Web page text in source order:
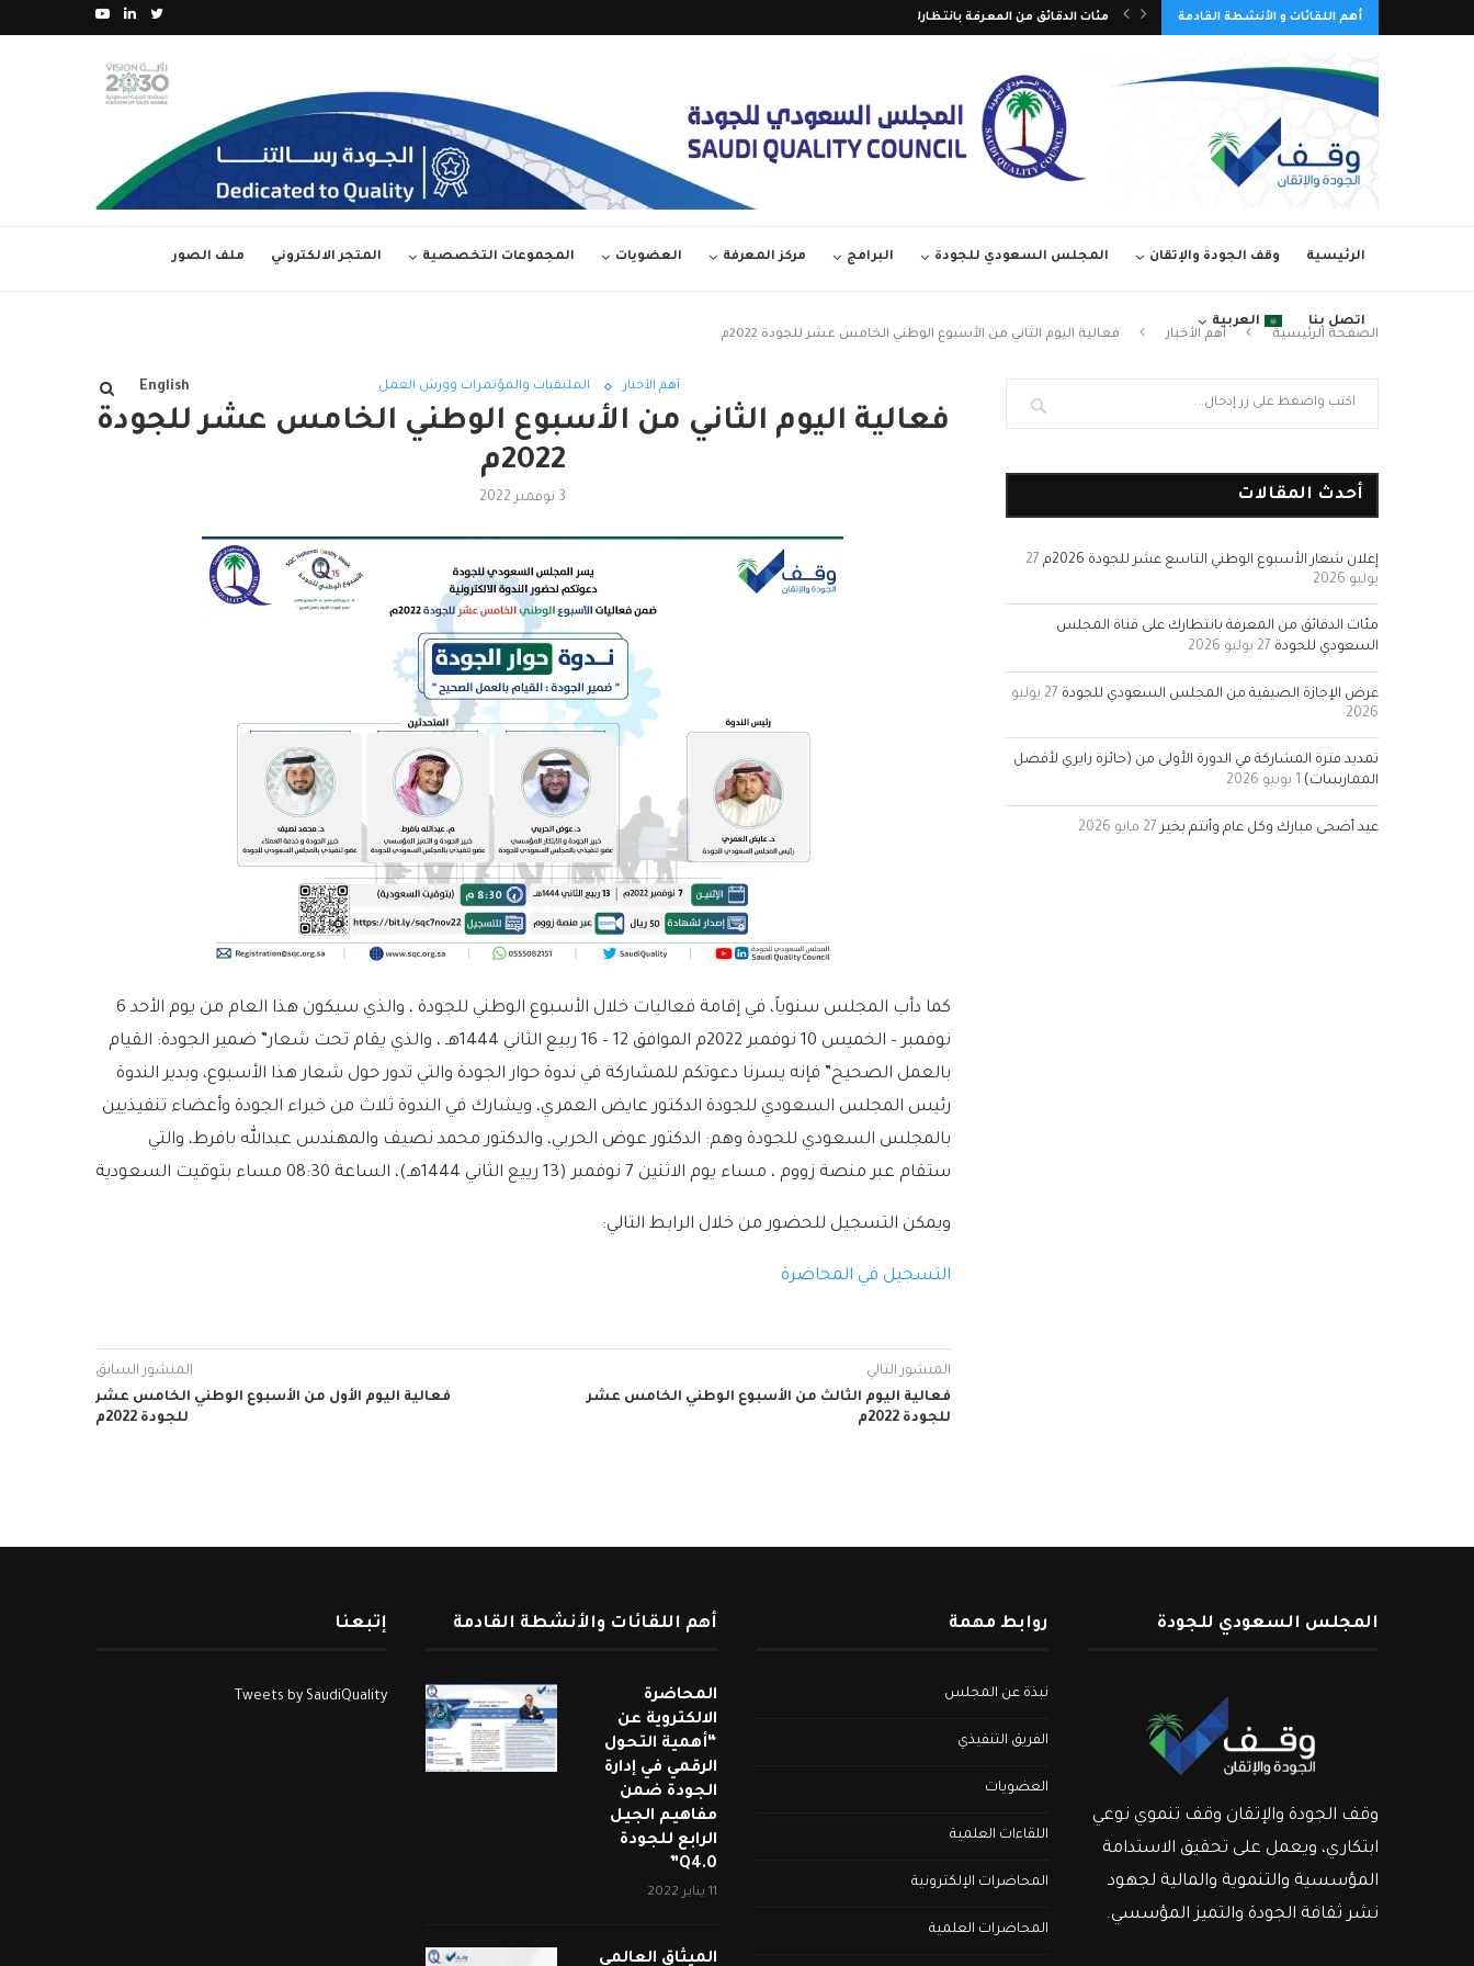
أهم اللقائات و الأنشطة القادمةالوطني التاسع عشر للجودة 2026م مئات الدقائق من المعرفة بانتظارك على قناة المجلس... العدد 36 من مجلة آفاق الجودة – مارس...
الرئيسية وقف الجودة والإتقان المجلس السعودي للجودة البرامج مركز المعرفة العضويات المجموعات التخصصية المتجر الالكتروني ملف الصور
اتصل بنا العربية
English
الصفحة الرئيسية أهم الأخبار فعالية اليوم الثاني من الأسبوع الوطني الخامس عشر للجودة 2022م
أهم الأخبار الملتقيات والمؤتمرات وورش العمل
فعالية اليوم الثاني من الأسبوع الوطني الخامس عشر للجودة
2022م
3 نوفمبر 2022
كما دأب المجلس سنوياً، في إقامة فعاليات خلال الأسبوع الوطني للجودة ، والذي سيكون هذا العام من يوم الأحد 6
نوفمبر – الخميس 10 نوفمبر 2022م الموافق 12 – 16 ربيع الثاني 1444هـ ، والذي يقام تحت شعار” ضمير الجودة: القيام
بالعمل الصحيح” فإنه يسرنا دعوتكم للمشاركة في ندوة حوار الجودة والتي تدور حول شعار هذا الأسبوع، وبدير الندوة
رئيس المجلس السعودي للجودة الدكتور عايض العمري، ويشارك في الندوة ثلاث من خبراء الجودة وأعضاء تنفيذيين
بالمجلس السعودي للجودة وهم: الدكتور عوض الحربي، والدكتور محمد نصيف والمهندس عبدالله بافرط، والتي
ستقام عبر منصة زووم ، مساء يوم الاثنين 7 نوفمبر (13 رييع الثاني 1444هـ)، الساعة 08:30 مساء بتوقيت السعودية
ويمكن التسجيل للحضور من خلال الرابط التالي:
التسجيل في المحاضرة
المنشور السابق
فعالية اليوم الأول من الأسبوع الوطني الخامس عشر
للجودة 2022م
المنشور التالي
فعالية اليوم الثالث من الأسبوع الوطني الخامس عشر
للجودة 2022م
أحدث المقالات
إعلان شعار الأسبوع الوطني التاسع عشر للجودة 2026م
27
يوليو 2026
مئات الدقائق من المعرفة بانتظارك على قناة المجلس
السعودي للجودة 27 يوليو 2026
عرض الإجازة الصيفية من المجلس السعودي للجودة
27 يوليو
2026
تمديد فترة المشاركة في الدورة الأولى من (جائزة زايري لأفضل
الممارسات) 1 يونيو 2026
عيد أضحى مبارك وكل عام وأنتم بخير 27 مايو 2026
المجلس السعودي للجودة
وقف الجودة والإتقان وقف تنموي نوعي
ابتكاري، ويعمل على تحقيق الاستدامة
المؤسسية والتنموية والمالية لجهود
نشر ثقافة الجودة والتميز المؤسسي.
روابط مهمة
نبذة عن المجلس
الفريق التنفيذي
العضويات
اللقاءات العلمية
المحاضرات الإلكترونية
المحاضرات العلمية
أهم اللقائات والأنشطة القادمة
المحاضرة
الالكتروية عن
“أهمية التحول
الرقمي في إدارة
الجودة ضمن
مفاهيم الجيل
الرابع للجودة
Q4.0”
11 يناير 2022
الميثاق العالمي
إتبعنا
Tweets by SaudiQuality